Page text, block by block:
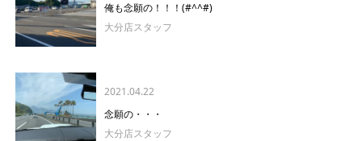
俺も念願の！！！(#^^#)
大分店スタッフ
2021.04.22
念願の・・・
大分店スタッフ